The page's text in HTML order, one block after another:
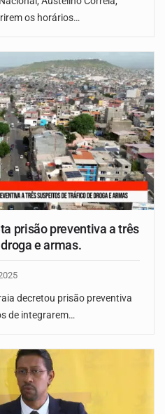
os horários…
prisão preventiva a três
e armas.
decretou prisão preventiva
de integrarem…